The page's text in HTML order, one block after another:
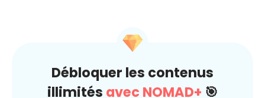
Débloquer les contenus
illimités avec NOMAD+ 🎯